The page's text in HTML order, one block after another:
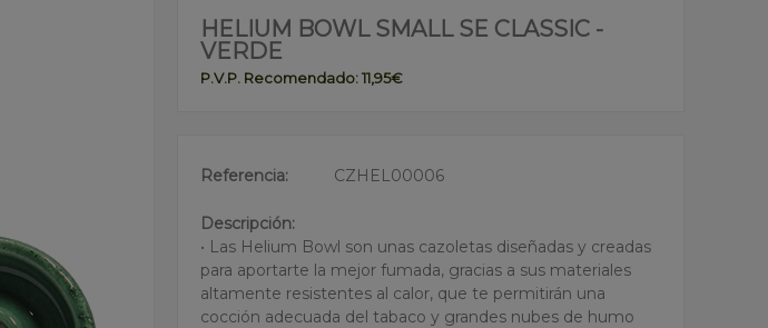
HELIUM BOWL SMALL SE CLASSIC -
VERDE
P.V.P. Recomendado: 11,95€
Referencia: CZHEL00006
Descripción:
• Las Helium Bowl son unas cazoletas diseñadas y creadas
para aportarte la mejor fumada, gracias a sus materiales
altamente resistentes al calor, que te permitirán una
cocción adecuada del tabaco y grandes nubes de humo